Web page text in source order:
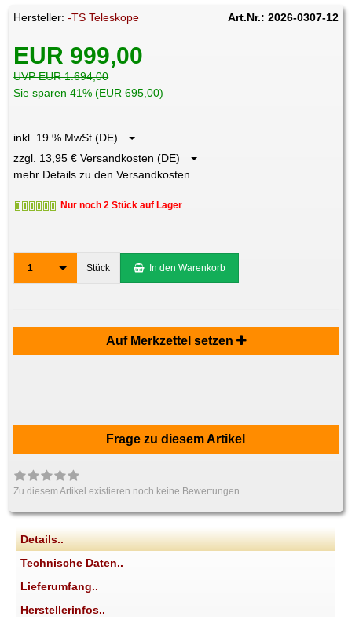
Hersteller:-TS Teleskope Art.Nr.: 2026-0307-12
EUR 999,00
UVP EUR 1.694,00
Sie sparen 41% (EUR 695,00)
inkl. 19 % MwSt (DE)
zzgl. 13,95 € Versandkosten (DE)
mehr Details zu den Versandkosten ...
Nur noch 2 Stück auf Lager
1 Stück In den Warenkorb
Auf Merkzettel setzen
Frage zu diesem Artikel
Zu diesem Artikel existieren noch keine Bewertungen
Details..
Technische Daten..
Lieferumfang..
Herstellerinfos..